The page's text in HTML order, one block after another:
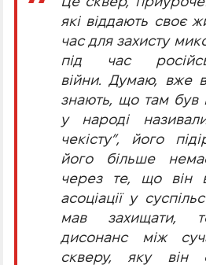
які віддають своє
час для захисту
під час
війни. Думаю, вже
знають, що там був
у народі
чекісту”, його
його більше
через те, що він
асоціації у
мав захищати,
дисонанс між
скверу, яку він